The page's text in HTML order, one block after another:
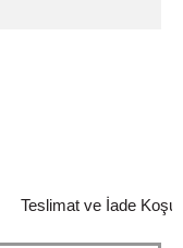
Teslimat ve İade